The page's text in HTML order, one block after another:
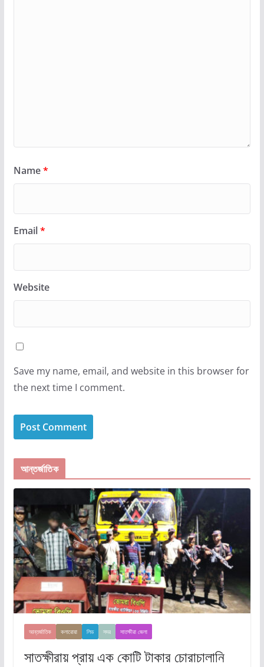
Name*
Email*
Website
Save my name, email, and website in this browser for
the next time I comment.
আন্তর্জাতিক
আন্তর্জাতিক কলারোয়া লিড সদর সাতক্ষীরা জেলা
সাতক্ষীরায় প্রায় এক কোটি টাকার চোরাচালানি